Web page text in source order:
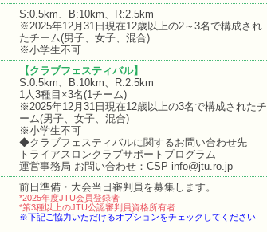
S:0.5km、B:10km、R:2.5km
※2025年12月31日現在12歳以上の2～3名で構成され
たチーム(男子、女子、混合)
※小学生不可
【クラブフェスティバル】
S:0.5km、B:10km、R:2.5km
1人3種目×3名(1チーム)
※2025年12月31日現在12歳以上の3名で構成されたチ
ーム(男子、女子、混合)
※小学生不可
◆クラブフェスティバルに関するお問い合わせ先
トライアスロンクラブサポートプログラム
運営事務局 お問い合わせ：CSP-info@jtu.ro.jp
前日準備・大会当日審判員を募集します。
*2025年度JTU会員登録者
*第3種以上のJTU公認審判員資格所有者
※下記ご協力いただけるオプションをチェックしてください